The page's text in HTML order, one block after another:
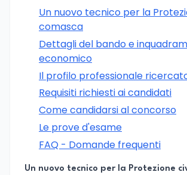
Un nuovo tecnico per la
comasca
Dettagli del bando e
economico
Il profilo professionale
Requisiti richiesti ai candidati
Come candidarsi al concorso
Le prove d'esame
FAQ - Domande frequenti
Un nuovo tecnico per la Protezione